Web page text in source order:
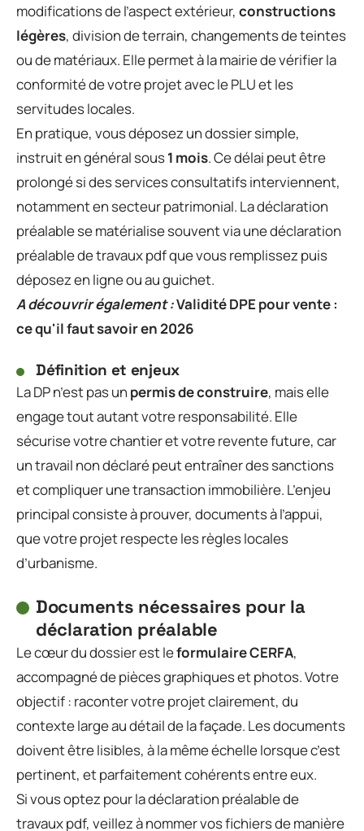
modifications de l’aspect extérieur, constructions
légères, division de terrain, changements de teintes
ou de matériaux. Elle permet à la mairie de vérifier la
conformité de votre projet avec le PLU et les
servitudes locales.
En pratique, vous déposez un dossier simple,
instruit en général sous1 mois. Ce délai peut être
prolongé si des services consultatifs interviennent,
notamment en secteur patrimonial. La déclaration
préalable se matérialise souvent via une déclaration
préalable de travaux pdf que vous remplissez puis
déposez en ligne ou au guichet.
A découvrir également :Validité DPE pour vente :
ce qu'il faut savoir en 2026
Définition et enjeux
La DP n’est pas un permis de construire, mais elle
engage tout autant votre responsabilité. Elle
sécurise votre chantier et votre revente future, car
un travail non déclaré peut entraîner des sanctions
et compliquer une transaction immobilière. L’enjeu
principal consiste à prouver, documents à l’appui,
que votre projet respecte les règles locales
d’urbanisme.
Documents nécessaires pour la
déclaration préalable
Le cœur du dossier est leformulaire CERFA,
accompagné de pièces graphiques et photos. Votre
objectif : raconter votre projet clairement, du
contexte large au détail de la façade. Les documents
doivent être lisibles, à la même échelle lorsque c’est
pertinent, et parfaitement cohérents entre eux.
Si vous optez pour la déclaration préalable de
travaux pdf, veillez à nommer vos fichiers de manière